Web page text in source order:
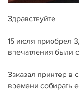
Здравствуйте
15 июля приобрел
впечатления были
Заказал принтер в
времени собирать